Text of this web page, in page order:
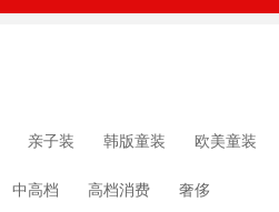
亲子装 韩版童装 欧美童装
中高档 高档消费 奢侈